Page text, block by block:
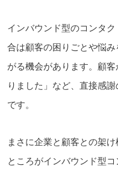
インバウンド型のコンタ
合は顧客の困りごとや悩
がる機会があります。顧
りました」など、直接感
です。
まさに企業と顧客との架
ところがインバウンド型コ